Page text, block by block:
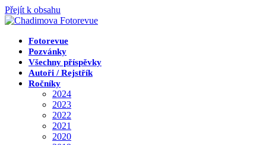
Přejít k obsahu
Fotorevue
Pozvánky
Všechny příspěvky
Autoři / Rejstřík
Ročníky
2024
2023
2022
2021
2020